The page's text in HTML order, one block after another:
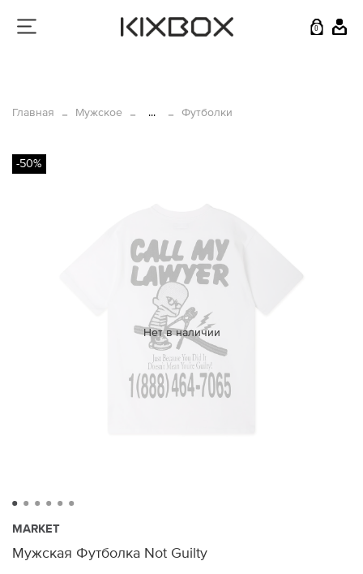
0
Главная Мужское ... Футболки
Нет в наличии
-50%
MARKET
Мужская Футболка Not Guilty